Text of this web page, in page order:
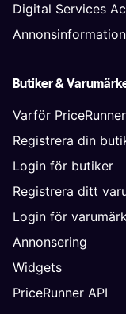
Digital Services
Annonsinformation
Butiker &
Varför
Registrera din
Login för butiker
Registrera ditt
Login för
Annonsering
Widgets
PriceRunner API